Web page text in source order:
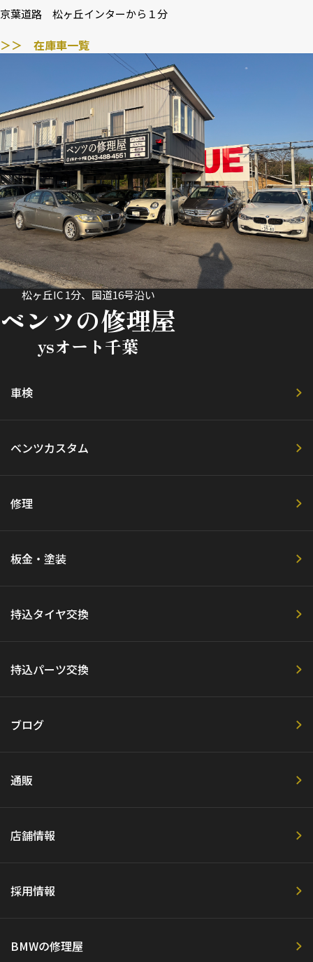
京葉道路 松ヶ丘インターから１分
＞＞ 在庫車一覧
松ヶ丘IC 1分、国道16号沿い
ベンツの修理屋
ysオート千葉
車検
ベンツカスタム
修理
板金・塗装
持込タイヤ交換
持込パーツ交換
ブログ
通販
店舗情報
採用情報
BMWの修理屋